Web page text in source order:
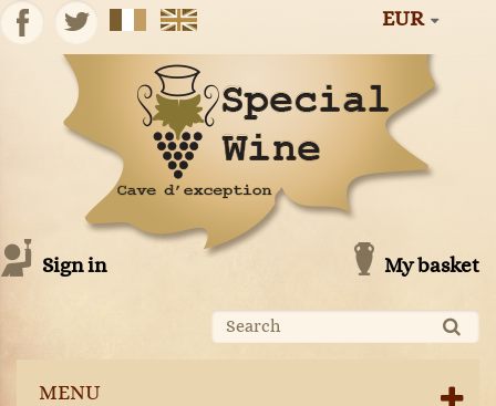
EUR
My basket
Sign in
MENU